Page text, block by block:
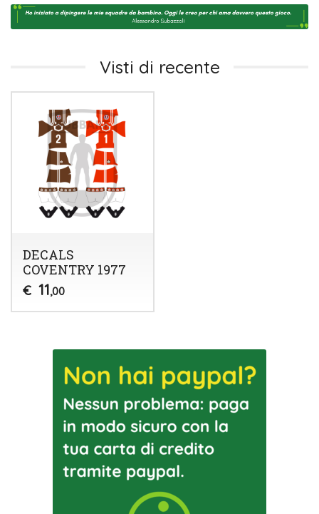
Visti di recente
DECALS
COVENTRY 1977
€ 11,00